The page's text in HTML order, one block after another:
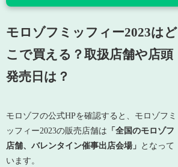
モロゾフミッフィー2023はど
こで買える？取扱店舗や店頭
発売日は？
モロゾフの公式HPを確認すると、モロゾフミ
ッフィー2023の販売店舗は 「全国のモロゾフ
店舗、バレンタイン催事出店会場」 となって
います。